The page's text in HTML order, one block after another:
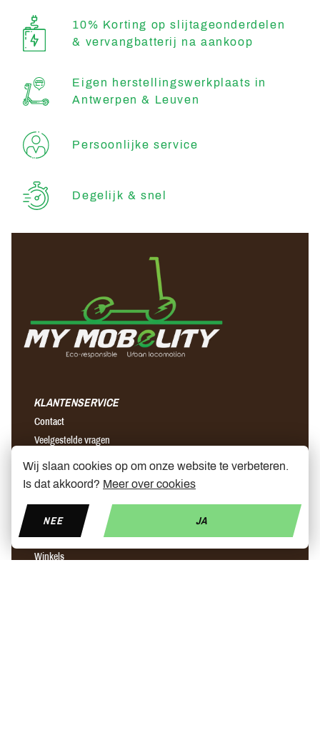
10% Korting op slijtageonderdelen
& vervangbatterij na aankoop
Eigen herstellingswerkplaats in
Antwerpen & Leuven
Persoonlijke service
Degelijk & snel
KLANTENSERVICE
Contact
Veelgestelde vragen
Algemene voorwaarden
Verzending & retour
OVER ONS
Ons verhaal
Winkels
Wij slaan cookies op om onze website te verbeteren.
Is dat akkoord? Meer over cookies
NEE JA